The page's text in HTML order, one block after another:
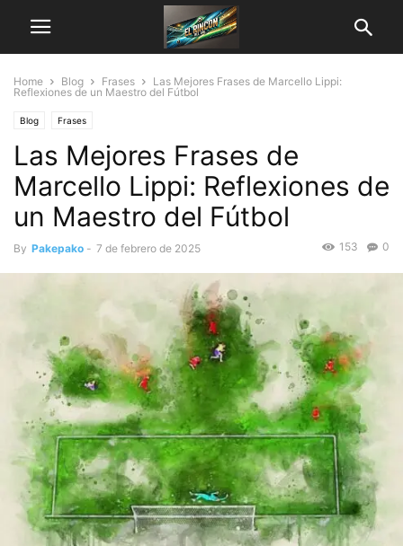
Home Blog Frases
Las Mejores Frases de Marcello Lippi:
Reflexiones de un Maestro del Fútbol
Blog Frases
Las Mejores Frases de
Marcello Lippi: Reflexiones de
un Maestro del Fútbol
By Pakepako - 7 de febrero de 2025 0
153